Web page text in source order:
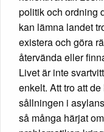
politik och ordning
kan lämna landet
existera och göra
återvända eller
Livet är inte
enkelt. Att tro att
sållningen i
så många härjat